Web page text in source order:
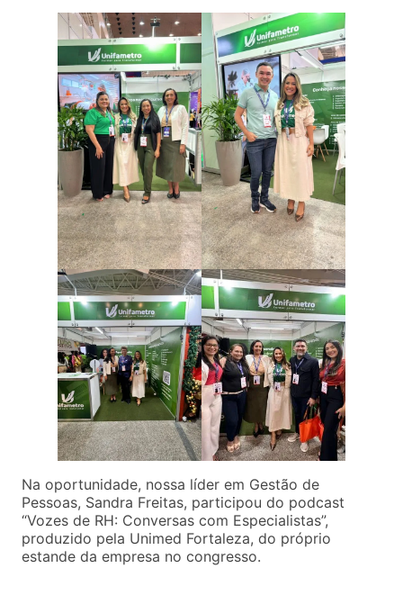
Na oportunidade, nossa líder em Gestão de
Pessoas, Sandra Freitas, participou do podcast
“Vozes de RH: Conversas com Especialistas”,
produzido pela Unimed Fortaleza, do próprio
estande da empresa no congresso.